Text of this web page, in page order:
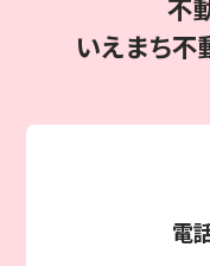
不
いえまち不
電